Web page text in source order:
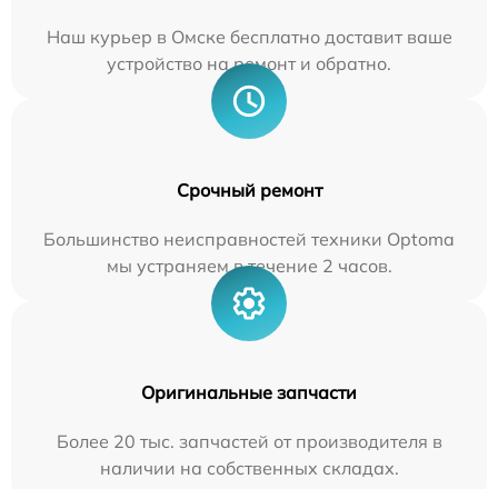
Наш курьер в Омске бесплатно доставит ваше
устройство на ремонт и обратно.
Срочный ремонт
Большинство неисправностей техники Optoma
мы устраняем в течение 2 часов.
Оригинальные запчасти
Более 20 тыс. запчастей от производителя в
наличии на собственных складах.